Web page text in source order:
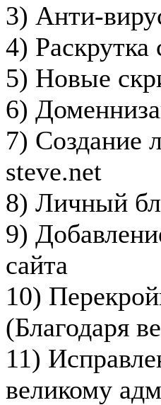
3) Анти-
4) Раскрутка
5) Новые
6)
7) Создание
steve.net
8) Личный
9)
сайта
10)
(Благодаря
11)
великому